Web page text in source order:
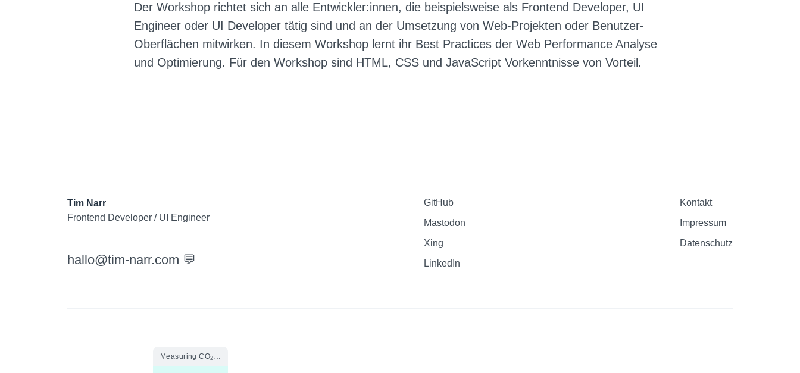
Der Workshop richtet sich an alle Entwickler:innen, die beispielsweise als Frontend Developer, UI
Engineer oder UI Developer tätig sind und an der Umsetzung von Web-Projekten oder Benutzer-
Oberflächen mitwirken. In diesem Workshop lernt ihr Best Practices der Web Performance Analyse
und Optimierung. Für den Workshop sind HTML, CSS und JavaScript Vorkenntnisse von Vorteil.
Tim Narr
Frontend Developer / UI Engineer
hallo@tim-narr.com 💬
GitHub
Mastodon
Xing
LinkedIn
Kontakt
Impressum
Datenschutz
Measuring CO2 …